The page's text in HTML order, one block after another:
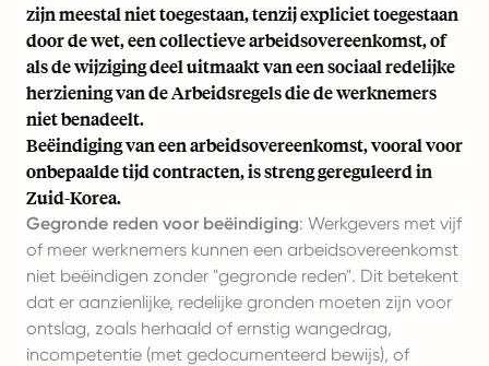
zijn meestal niet toegestaan, tenzij expliciet toegestaan
door de wet, een collectieve arbeidsovereenkomst, of
als de wijziging deel uitmaakt van een sociaal redelijke
herziening van de Arbeidsregels die de werknemers
niet benadeelt.
Beëindiging van een arbeidsovereenkomst, vooral voor
onbepaalde tijd contracten, is streng gereguleerd in
Zuid-Korea.
Gegronde reden voor beëindiging: Werkgevers met vijf
of meer werknemers kunnen een arbeidsovereenkomst
niet beëindigen zonder "gegronde reden". Dit betekent
dat er aanzienlijke, redelijke gronden moeten zijn voor
ontslag, zoals herhaald of ernstig wangedrag,
incompetentie (met gedocumenteerd bewijs), of